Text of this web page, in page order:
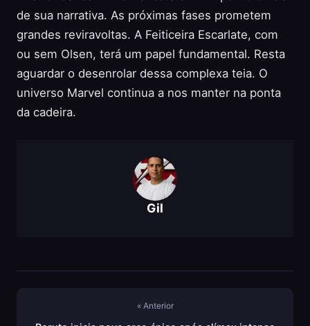
de sua narrativa. As próximas fases prometem
grandes reviravoltas. A Feiticeira Escarlate, com
ou sem Olsen, terá um papel fundamental. Resta
aguardar o desenrolar dessa complexa teia. O
universo Marvel continua a nos manter na ponta
da cadeira.
Gil
« Anterior